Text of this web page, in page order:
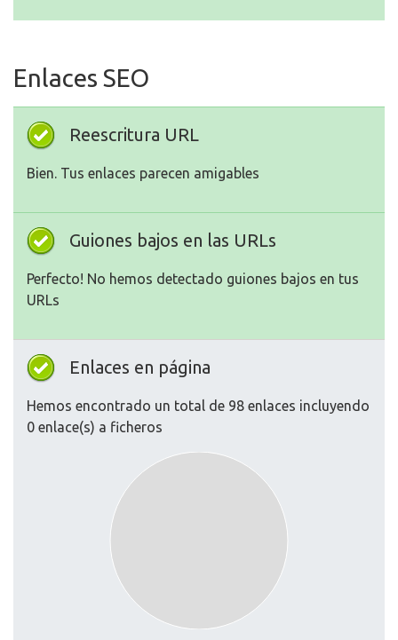
Enlaces SEO
Reescritura URL
Bien. Tus enlaces parecen amigables
Guiones bajos en las URLs
Perfecto! No hemos detectado guiones bajos en tus
URLs
Enlaces en página
Hemos encontrado un total de 98 enlaces incluyendo
0 enlace(s) a ficheros